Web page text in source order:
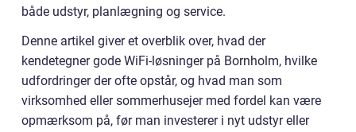
både udstyr, planlægning og service.
Denne artikel giver et overblik over, hvad der
kendetegner gode WiFi-løsninger på Bornholm, hvilke
udfordringer der ofte opstår, og hvad man som
virksomhed eller sommerhusejer med fordel kan være
opmærksom på, før man investerer i nyt udstyr eller